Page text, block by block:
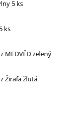
5 ks
ks
MEDVĚD zelený
Žirafa žlutá